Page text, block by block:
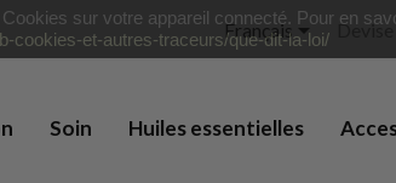
Français Devise
Soin Huiles essentielles
sur votre appareil connecté. Pour en
cookies-et-autres-traceurs/que-dit-la-loi/